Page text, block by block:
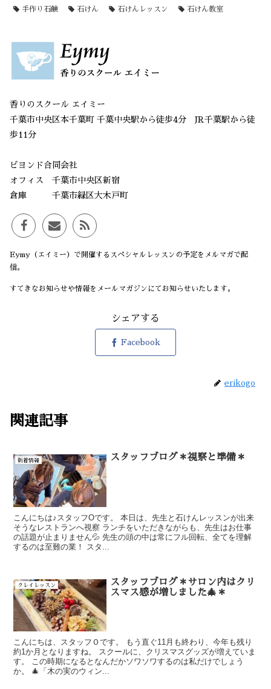
手作り石鹸 石けん 石けんレッスン 石けん教室
香りのスクール エイミー
千葉市中央区本千葉町 千葉中央駅から徒歩4分 JR千葉駅から徒
歩11分
ビヨンド合同会社
オフィス 千葉市中央区新宿
倉庫 千葉市緑区大木戸町
Eymy（エイミー）で開催するスペシャルレッスンの予定をメルマガで配
信。
すてきなお知らせや情報をメールマガジンにてお知らせいたします。
シェアする
Facebook
erikogo
関連記事
新着情報 スタッフブログ＊視察と準備＊
こんにちは♪スタッフOです。 本日は、先生と石けんレッスンが出来
そうなレストランへ視察 ランチをいただきながらも、先生はお仕事
の話題が止まりません💦 先生の頭の中は常にフル回転、全てを理解
するのは至難の業！ スタ...
クレイレッスン
スタッフブログ＊サロン内はクリ
スマス感が増しました🎄＊
こんにちは、スタッフＯです。 もう直ぐ11月も終わり、今年も残り
約1か月となりますね。 スクールに、クリスマスグッズが増えていま
す。 この時期になるとなんだかソワソワするのは私だけでしょう
か。 🎄「木の実のウィン...